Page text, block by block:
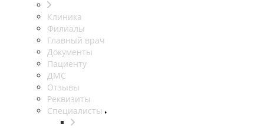
Клиника
Филиалы
Главный врач
Документы
Пациенту
ДМС
Отзывы
Реквизиты
Специалисты